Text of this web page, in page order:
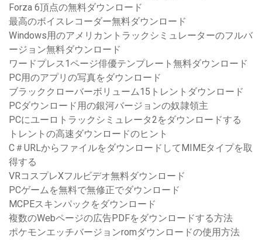
Forza 6頂点の無料ダウンロード
最高のボイスレコーダー無料ダウンロード
Windows用のアメリカントラックシミュレーターのフルバ
ージョン無料ダウンロード
ワードプレス1ページ俳優テンプレート無料ダウンロード
PC用のアプリの写真をダウンロード
ブラッククローバーボリューム15トレントダウンロード
PCダウンロード用の銀河バージョンの奴隷領主
PCにユーロトラックシミュレータ2をダウンロードする
トレントの高速ダウンロードのヒント
C＃URLからファイルをダウンロードしてMIMEタイプを取
得する
VRコスプレXフルビデオ無料ダウンロード
PCゲームを無料で無修正でダウンロード
MCPEスキンパックをダウンロード
複数のWebページの広告PDFをダウンロードする方法
ポケモンエッチバージョンromダウンロードの使用方法